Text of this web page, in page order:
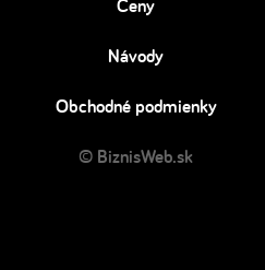
Ceny
Návody
Obchodné podmienky
© BiznisWeb.sk